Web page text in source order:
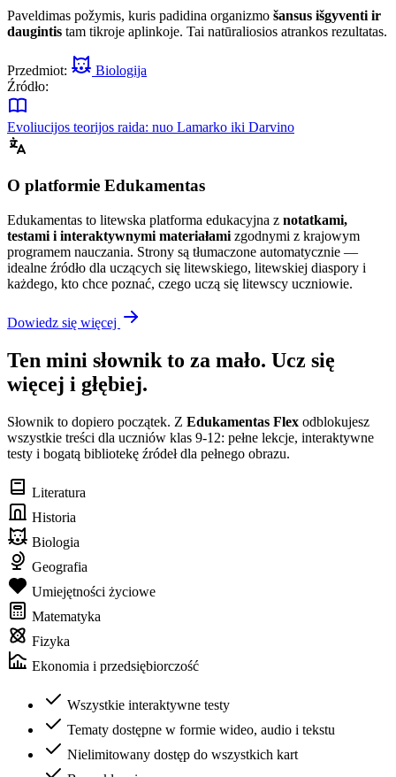
Paveldimas požymis, kuris padidina organizmo šansus išgyventi ir
daugintis tam tikroje aplinkoje. Tai natūraliosios atrankos rezultatas.
Przedmiot:
Biologija
Źródło:
Evoliucijos teorijos raida: nuo Lamarko iki Darvino
O platformie Edukamentas
Edukamentas to litewska platforma edukacyjna z notatkami,
testami i interaktywnymi materiałami zgodnymi z krajowym
programem nauczania. Strony są tłumaczone automatycznie —
idealne źródło dla uczących się litewskiego, litewskiej diaspory i
każdego, kto chce poznać, czego uczą się litewscy uczniowie.
Dowiedz się więcej
Ten mini słownik to za mało. Ucz się
więcej i głębiej.
Słownik to dopiero początek. Z Edukamentas Flex odblokujesz
wszystkie treści dla uczniów klas 9-12: pełne lekcje, interaktywne
testy i bogatą bibliotekę źródeł dla pełnego obrazu.
Literatura
Historia
Biologia
Geografia
Umiejętności życiowe
Matematyka
Fizyka
Ekonomia i przedsiębiorczość
Wszystkie interaktywne testy
Tematy dostępne w formie wideo, audio i tekstu
Nielimitowany dostęp do wszystkich kart